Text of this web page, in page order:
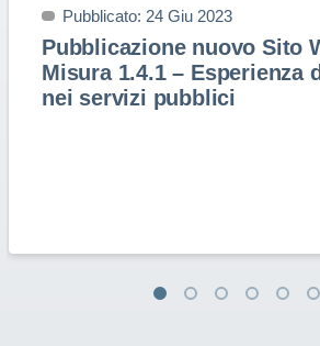
Pubblicato: 24 Giu 2023
Pubblicazione nuovo Sito
Misura 1.4.1 – Esperienza
nei servizi pubblici